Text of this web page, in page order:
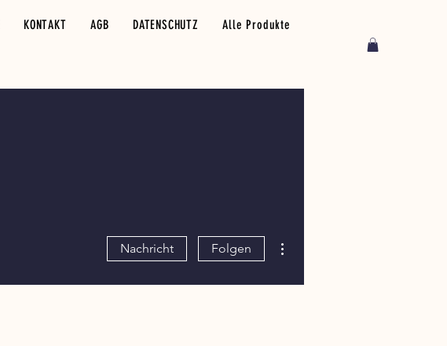
KONTAKT AGB DATENSCHUTZ Alle Produkte
Nachricht Folgen